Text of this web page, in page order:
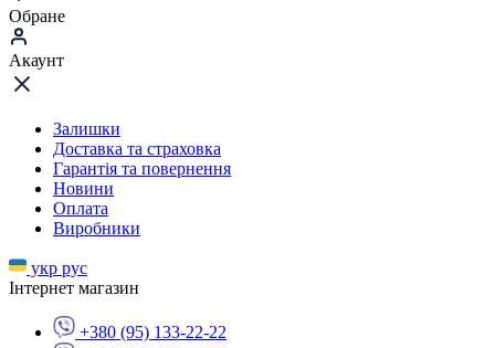
Обране
Акаунт
Залишки
Доставка та страховка
Гарантія та повернення
Новини
Оплата
Виробники
укр рус
Інтернет магазин
+380 (95) 133-22-22